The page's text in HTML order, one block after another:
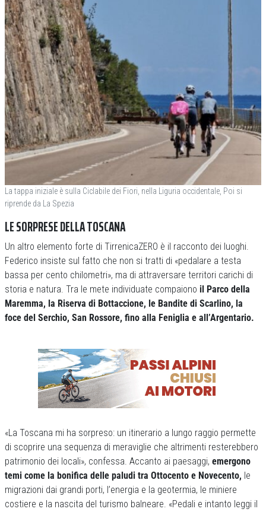
La tappa iniziale è sulla Ciclabile dei Fiori, nella Liguria occidentale, Poi si
riprende da La Spezia
LE SORPRESE DELLA TOSCANA
Un altro elemento forte di TirrenicaZERO è il racconto dei luoghi.
Federico insiste sul fatto che non si tratti di «pedalare a testa
bassa per cento chilometri», ma di attraversare territori carichi di
storia e natura. Tra le mete individuate compaiono il Parco della
Maremma, la Riserva di Bottaccione, le Bandite di Scarlino, la
foce del Serchio, San Rossore, fino alla Feniglia e all’Argentario.
«La Toscana mi ha sorpreso: un itinerario a lungo raggio permette
di scoprire una sequenza di meraviglie che altrimenti resterebbero
patrimonio dei locali», confessa. Accanto ai paesaggi, emergono
temi come la bonifica delle paludi tra Ottocento e Novecento, le
migrazioni dai grandi porti, l’energia e la geotermia, le miniere
costiere e la nascita del turismo balneare. «Pedali e intanto leggi il